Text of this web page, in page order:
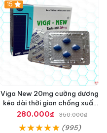
15
Viga New 20mg cường dương
kéo dài thời gian chống xuất
tinh hộp 4 viên
280.000₫ 350.000₫
(995)